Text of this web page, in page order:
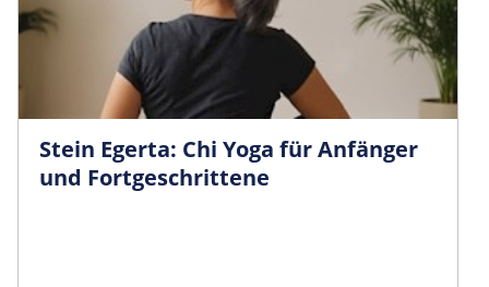
Stein Egerta: Chi Yoga für Anfänger
und Fortgeschrittene